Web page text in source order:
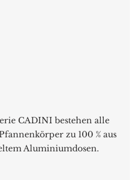
CADINI bestehen alle
zu 100 % aus
Aluminiumdosen.